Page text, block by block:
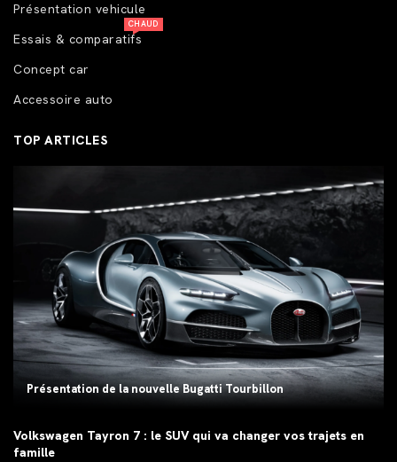
Présentation vehicule
Essais & comparatifs
CHAUD
Concept car
Accessoire auto
TOP ARTICLES
Présentation de la nouvelle Bugatti Tourbillon
Volkswagen Tayron 7 : le SUV qui va changer vos trajets en
famille